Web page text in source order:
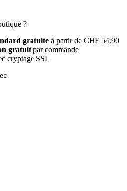
?
gratuite à partir de CHF 54.90
gratuit par commande
cryptage SSL